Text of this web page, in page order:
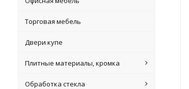
Торговая мебель
Двери купе
Плитные материалы, кромка
Обработка стекла